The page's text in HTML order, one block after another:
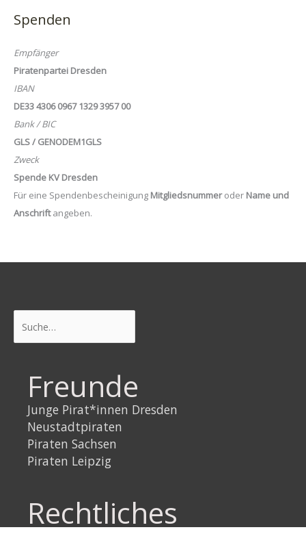
Spenden
Empfänger
Piratenpartei Dresden
IBAN
DE33 4306 0967 1329 3957 00
Bank / BIC
GLS / GENODEM1GLS
Zweck
Spende KV Dresden
Für eine Spendenbescheinigung Mitgliedsnummeroder Name und
Anschriftangeben.
Freunde
Junge Pirat*innen Dresden
Neustadtpiraten
Piraten Sachsen
Piraten Leipzig
Rechtliches